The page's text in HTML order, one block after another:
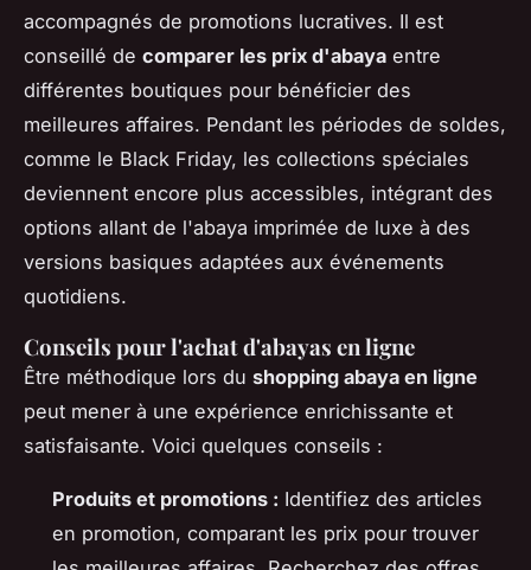
accompagnés de promotions lucratives. Il est
conseillé de comparer les prix d'abaya entre
différentes boutiques pour bénéficier des
meilleures affaires. Pendant les périodes de soldes,
comme le Black Friday, les collections spéciales
deviennent encore plus accessibles, intégrant des
options allant de l'abaya imprimée de luxe à des
versions basiques adaptées aux événements
quotidiens.
Conseils pour l'achat d'abayas en ligne
Être méthodique lors du shopping abaya en ligne
peut mener à une expérience enrichissante et
satisfaisante. Voici quelques conseils :
Produits et promotions : Identifiez des articles
en promotion, comparant les prix pour trouver